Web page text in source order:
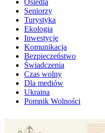
Seniorzy
Turystyka
Ekologia
Inwestycje
Komunikacja
Bezpieczeństwo
Świadczenia
Czas wolny
Dla mediów
Ukraina
Pomnik Wolności